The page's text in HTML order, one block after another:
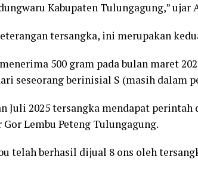
Kabupaten Tulungagung,” ujar
tersangka, ini merupakan
500 gram pada bulan maret
seseorang berinisial S (masih dalam
Juli 2025 tersangka mendapat
Lembu Peteng Tulungagung.
telah berhasil dijual 8 ons oleh